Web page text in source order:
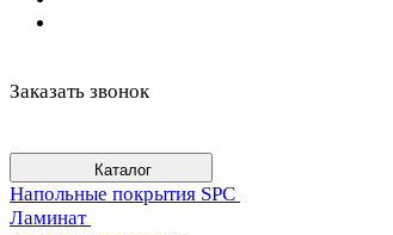
Заказать звонок
Каталог
Напольные покрытия SPC
Ламинат